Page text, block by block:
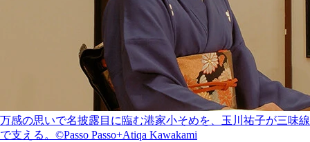
万感の思いで名披露目に臨む港家小そめを、玉川祐子が三味線
で支える。©Passo Passo+Atiqa Kawakami